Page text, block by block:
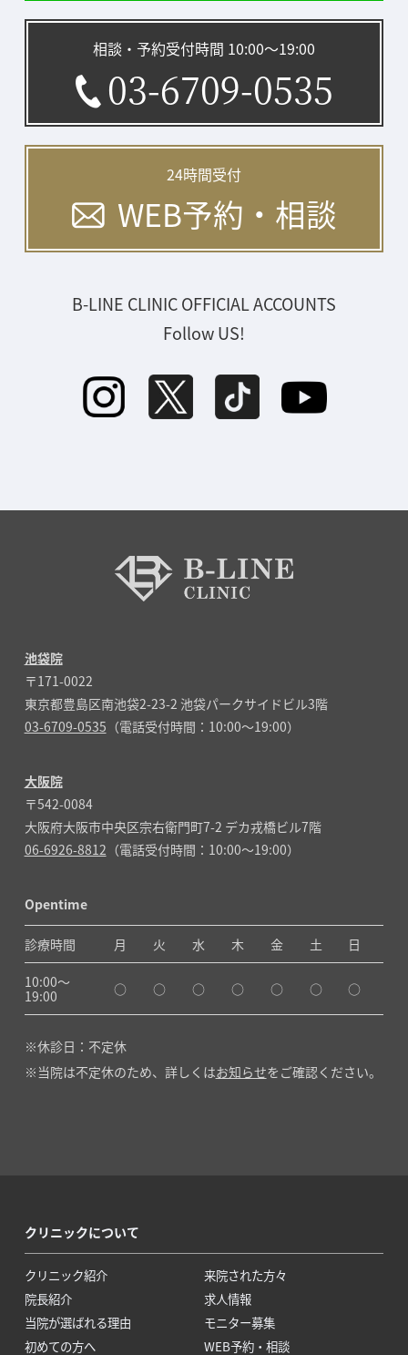
相談・予約受付時間 10:00〜19:00
03-6709-0535
24時間受付
WEB予約・相談
B-LINE CLINIC OFFICIAL ACCOUNTS
Follow US!
池袋院
〒171-0022
東京都豊島区南池袋2-23-2 池袋パークサイドビル3階
03-6709-0535 （電話受付時間：10:00～19:00）
大阪院
〒542-0084
大阪府大阪市中央区宗右衛門町7-2 デカ戎橋ビル7階
06-6926-8812 （電話受付時間：10:00～19:00）
Opentime
診療時間 月 火 水 木 金 土 日
10:00〜
19:00
○ ○ ○ ○ ○ ○ ○
休診日：不定休
当院は不定休のため、詳しくはお知らせをご確認ください。
クリニックについて
クリニック紹介
院長紹介
当院が選ばれる理由
初めての方へ
来院された方々
求人情報
モニター募集
WEB予約・相談